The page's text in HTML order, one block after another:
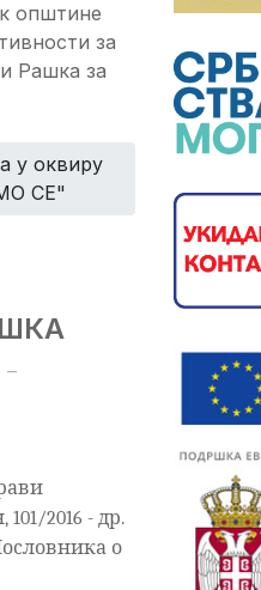
општине
за
Рашка за
у оквиру
СЕ"
2016 - др.
о